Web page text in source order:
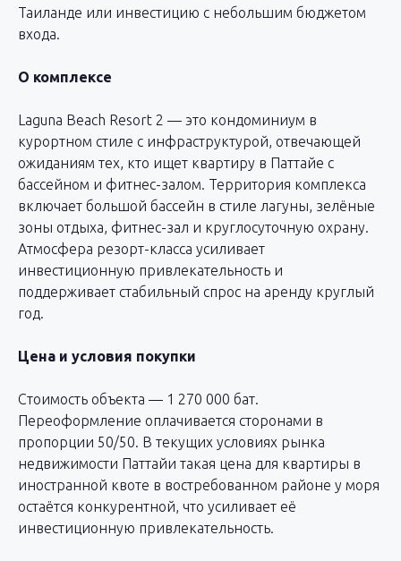
Таиланде или инвестицию с небольшим бюджетом
входа.
О комплексе
Laguna Beach Resort 2 — это кондоминиум в
курортном стиле с инфраструктурой, отвечающей
ожиданиям тех, кто ищет квартиру в Паттайе с
бассейном и фитнес-залом. Территория комплекса
включает большой бассейн в стиле лагуны, зелёные
зоны отдыха, фитнес-зал и круглосуточную охрану.
Атмосфера резорт-класса усиливает
инвестиционную привлекательность и
поддерживает стабильный спрос на аренду круглый
год.
Цена и условия покупки
Стоимость объекта — 1 270 000 бат.
Переоформление оплачивается сторонами в
пропорции 50/50. В текущих условиях рынка
недвижимости Паттайи такая цена для квартиры в
иностранной квоте в востребованном районе у моря
остаётся конкурентной, что усиливает её
инвестиционную привлекательность.
Оставьте ваши контакты и мы свяжемся
с вами в самое ближайшее время, либо
пишите в Telegram или Whatsapp и др.
Проконсультируйтесь
с экспертом
по недвижимости
в Тайланде
+7
Вы согласны на обработку и передачу